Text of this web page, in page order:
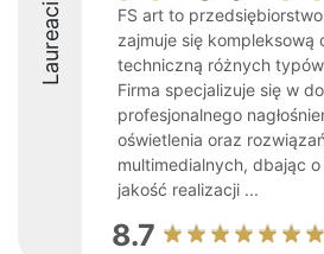
Laureaci
FS art to
zajmuje się kompleksową
techniczną różnych
Firma specjalizuje się w
profesjonalnego
oświetlenia oraz rozwiązań
multimedialnych, dbając
jakość realizacji ...
8.7